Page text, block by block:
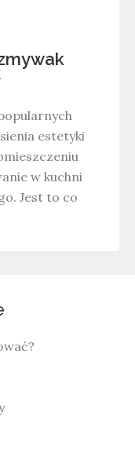
estetyki
w kuchni
Jest to co